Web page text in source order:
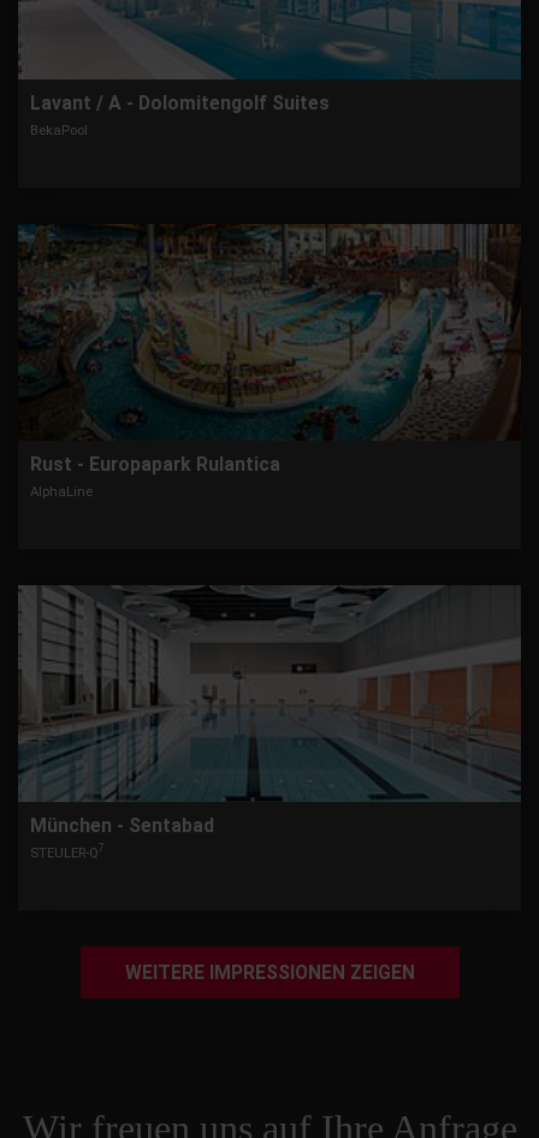
Lavant / A - Dolomitengolf Suites
BekaPool
Rust - Europapark Rulantica
AlphaLine
München - Sentabad
STEULER-Q7
WEITERE IMPRESSIONEN ZEIGEN
Wir freuen uns auf Ihre Anfrage